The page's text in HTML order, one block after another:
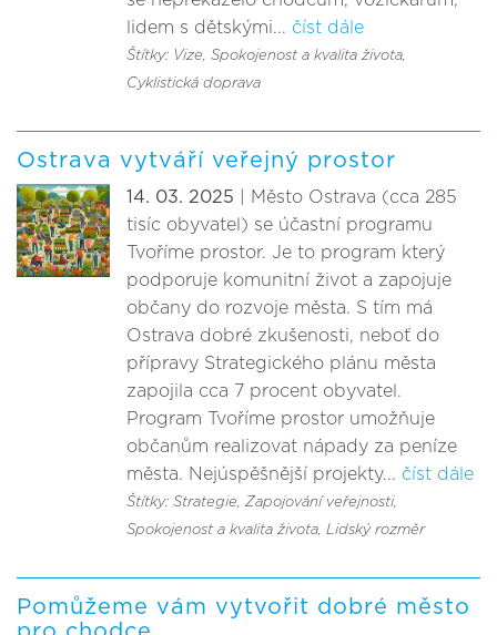
lidem s dětskými... číst dále
Štítky: Vize, Spokojenost a kvalita života,
Cyklistická doprava
Ostrava vytváří veřejný prostor
14. 03. 2025 | Město Ostrava (cca 285
tisíc obyvatel) se účastní programu
Tvoříme prostor. Je to program který
podporuje komunitní život a zapojuje
občany do rozvoje města. S tím má
Ostrava dobré zkušenosti, neboť do
přípravy Strategického plánu města
zapojila cca 7 procent obyvatel.
Program Tvoříme prostor umožňuje
občanům realizovat nápady za peníze
města. Nejúspěšnější projekty... číst dále
Štítky: Strategie, Zapojování veřejnosti,
Spokojenost a kvalita života, Lidský rozměr
Pomůžeme vám vytvořit dobré město